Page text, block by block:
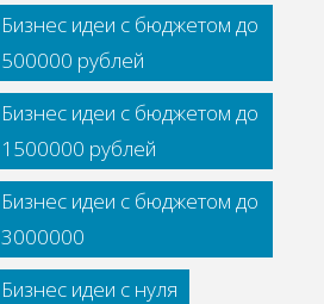
Бизнес идеи с бюджетом до
500000 рублей
Бизнес идеи с бюджетом до
1500000 рублей
Бизнес идеи с бюджетом до
3000000
Бизнес идеи с нуля